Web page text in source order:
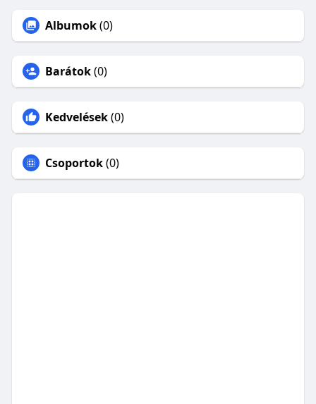
Albumok(0)
Barátok(0)
Kedvelések(0)
Csoportok(0)